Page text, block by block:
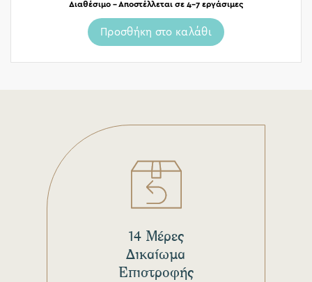
Διαθέσιμο – Αποστέλλεται σε 4-7 εργάσιμες
Προσθήκη στο καλάθι
14 Μέρες
Δικαίωμα
Επιστροφής